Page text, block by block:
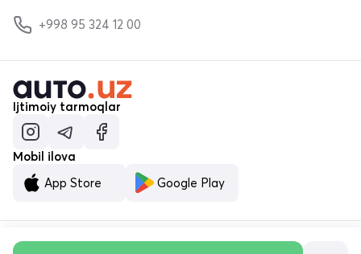
+998 95 324 12 00
Ijtimoiy tarmoqlar
Mobil ilova
App Store
Google Play